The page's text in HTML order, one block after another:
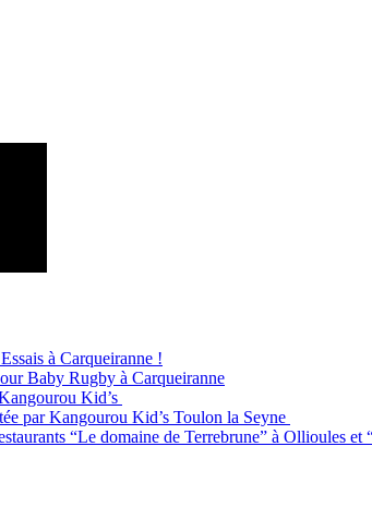
à Carqueiranne !
Baby Rugby à Carqueiranne
Kid’s
par Kangourou Kid’s Toulon la Seyne
“Le domaine de Terrebrune” à Ollioules et